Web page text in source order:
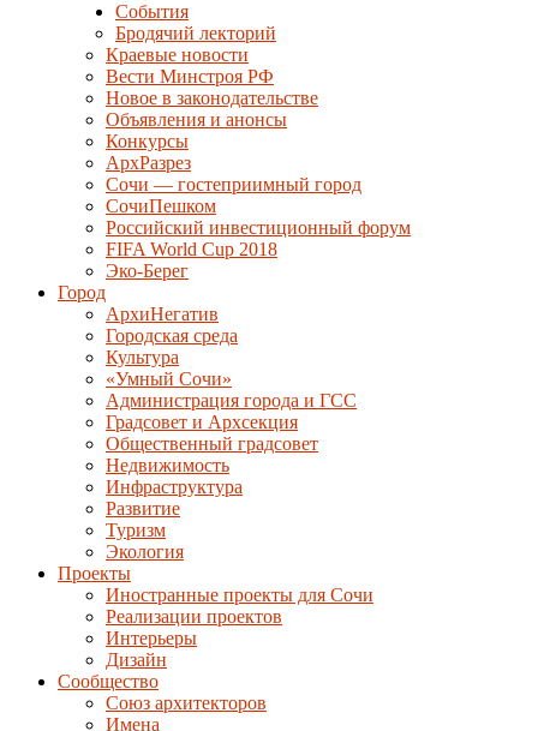
События
Бродячий лекторий
Краевые новости
Вести Минстроя РФ
Новое в законодательстве
Объявления и анонсы
Конкурсы
АрхРазрез
Сочи — гостеприимный город
СочиПешком
Российский инвестиционный форум
FIFA World Cup 2018
Эко-Берег
Город
АрхиНегатив
Городская среда
Культура
«Умный Сочи»
Администрация города и ГСС
Градсовет и Архсекция
Общественный градсовет
Недвижимость
Инфраструктура
Развитие
Туризм
Экология
Проекты
Иностранные проекты для Сочи
Реализации проектов
Интерьеры
Дизайн
Сообщество
Союз архитекторов
Имена